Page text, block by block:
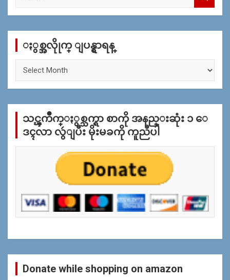
c
ႏွစ္အလိုုက္ ျပန္ရွာရန္
က္
န္
သင္ၾကိဳက္ႏွစ္သက္ရာ စာကို အနည္းဆုံး ၁ ေ
ဒၚလာ လွဴျပီး မိုးမခကို ကူညီပါ
Donate while shopping on amazon